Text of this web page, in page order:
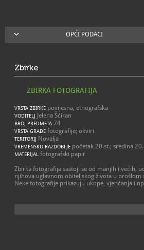
OPĆI PODACI
Zbirke
ZBIRKA FOTOGRAFIJA
VRSTA ZBIRKE povijesna, etnografska
VODITELJ Jelena Šćiran
BROJ PREDMETA 74
VRSTA GRAĐE fotografije; okviri
TERITORIJ Novalja
VREMENSKO RAZDOBLJE početak 20.st.; sredina 20.
MATERIJAL fotografski papir
Zbirka fotografija sastoji se od manjih i većih,
njihova uglavnom obiteljskog života u prošlom
Neke fotografije prikazuju ukope, vjenčanja i